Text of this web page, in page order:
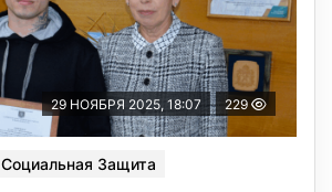
29 НОЯБРЯ 2025, 18:07 229
Социальная Защита